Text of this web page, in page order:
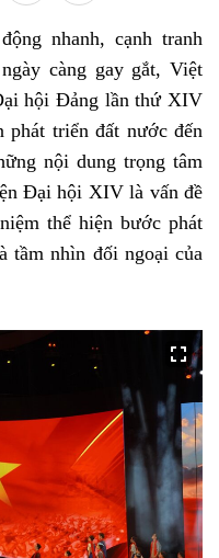
nhanh, cạnh tranh
càng gay gắt, Việt
hội Đảng lần thứ XIV
triển đất nước đến
nội dung trọng tâm
Đại hội XIV là vấn đề
thể hiện bước phát
tầm nhìn đối ngoại của